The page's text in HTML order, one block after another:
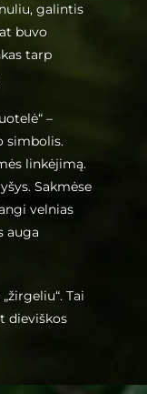
galintis
buvo
tarp
–
simbolis.
linkėjimą.
Sakmėse
velnias
auga
Tai
dieviškos